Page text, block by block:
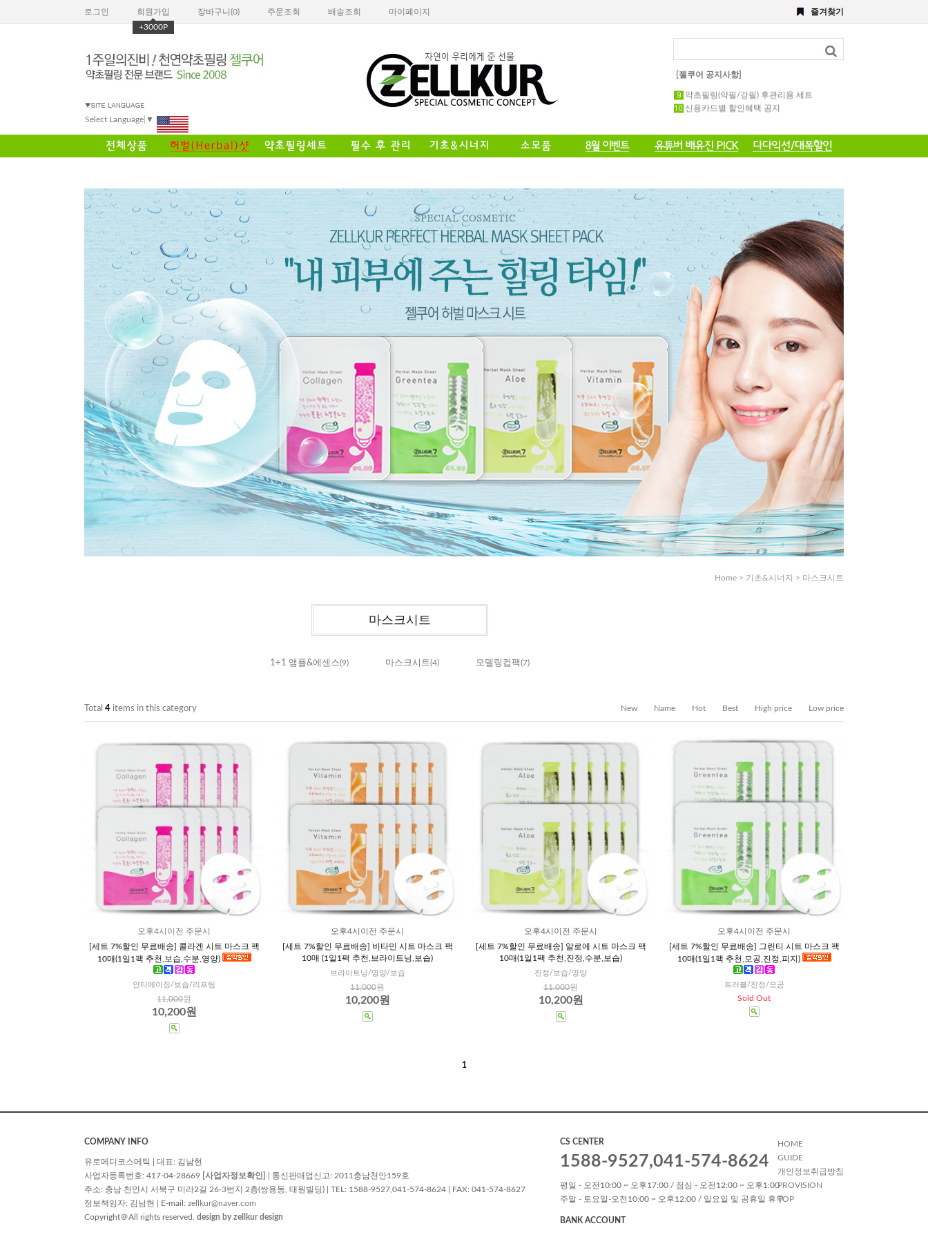
Select Language ▼
[젤쿠어 공지사항]
해초,약초필링세트
전화 주문 공지 이벤트
약초필링 1회용 세트
약초필링(약필/강필) 후관리용 세트
신용카드별 할인혜택 공지
로그인
회원가입
+3000P
장바구니(0) 주문조회 배송조회 마이페이지 즐겨찾기
Home > 기초&시너지 > 마스크시트
마스크시트
1+1 앰플&에센스(9) 마스크시트(4) 모델링컵팩(7)
Total 4 items in this category New Name Hot Best High price Low price
오후4시이전 주문시
[세트 7%할인 무료배송] 콜라겐 시트 마스크 팩
10매(1일1팩 추천,보습,수분,영양)
안티에이징/보습/리프팅
11,000원
10,200원
오후4시이전 주문시
[세트 7%할인 무료배송] 비타민 시트 마스크 팩
10매 (1일1팩 추천,브라이트닝,보습)
브라이트닝/영양/보습
11,000원
10,200원
오후4시이전 주문시
[세트 7%할인 무료배송] 알로에 시트 마스크 팩
10매(1일1팩 추천,진정,수분,보습)
진정/보습/영양
11,000원
10,200원
오후4시이전 주문시
[세트 7%할인 무료배송] 그린티 시트 마스크 팩
10매(1일1팩 추천,모공,진정,피지)
트러블/진정/모공
Sold Out
1
COMPANY INFO
유로메디코스메틱 | 대표: 김남현
사업자등록번호: 417-04-28669 [사업자정보확인]
| 통신판매업신고: 2011충남천안159호
주소: 충남 천안시 서북구 미라2길 26-3번지 2층(쌍용동, 태원빌딩) | TEL: 1588-9527,041-574-8624 | FAX: 041-574-8627
정보책임자: 김남현 | E-mail: zellkur@naver.com
Copyright＠All rights reserved. design by zellkur design
CS CENTER
1588-9527,041-574-8624
평일 - 오전10:00 ~ 오후17:00 / 점심 - 오전12:00 ~ 오후1:00
주말 - 토요일-오전10:00 ~ 오후12:00 / 일요일 및 공휴일 휴무
BANK ACCOUNT
HOME
GUIDE
개인정보취급방침
PROVISION
TOP